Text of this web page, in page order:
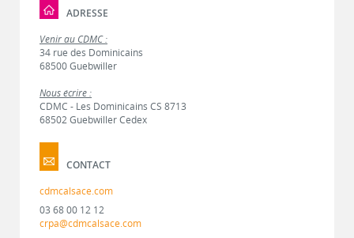
ADRESSE
Venir au CDMC :
34 rue des Dominicains
68500 Guebwiller
Nous écrire :
CDMC - Les Dominicains CS 8713
68502 Guebwiller Cedex
CONTACT
cdmcalsace.com
03 68 00 12 12
crpa@cdmcalsace.com